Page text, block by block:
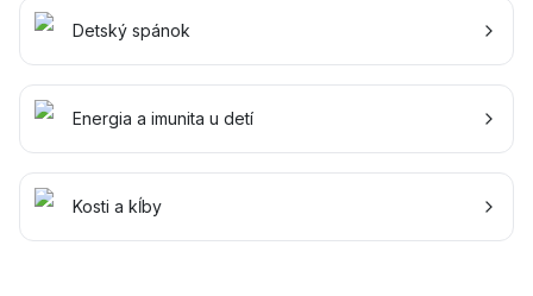
Detský spánok
Energia a imunita u detí
Kosti a kĺby